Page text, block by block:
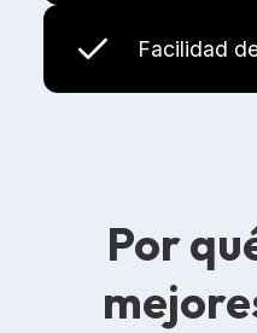
Facilidad
Por